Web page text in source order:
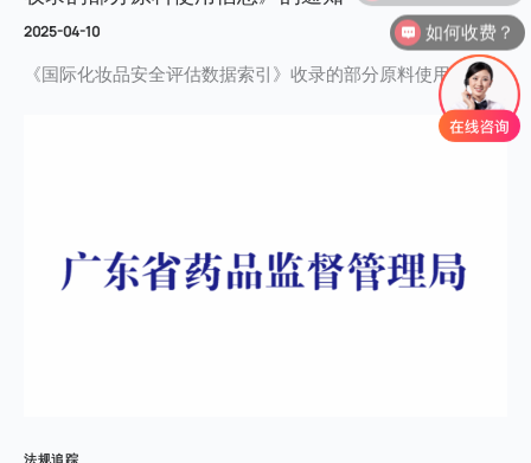
2025-04-10
《国际化妆品安全评估数据索引》收录的部分原料使用信息
法规追踪
如何收费？